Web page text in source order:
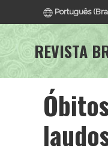
Português
REVISTA